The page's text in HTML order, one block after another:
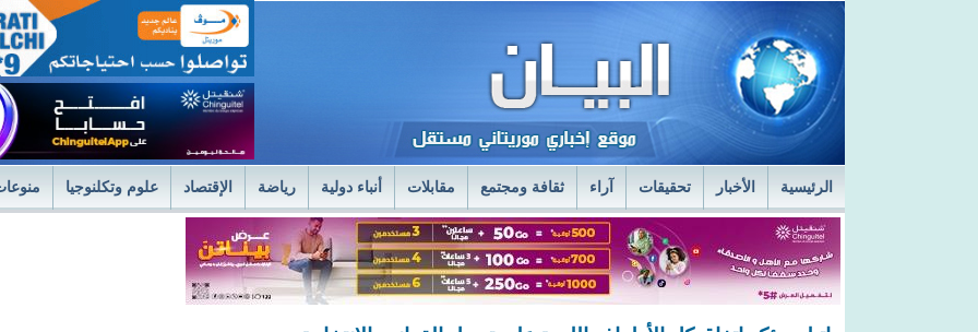
الرئيسية الأخبار تحقيقات آراء ثقافة ومجتمع مقابلات أنباء دولية رياضة الإقتصاد علوم وتكلنوجيا
السفير الروسي في نواكشوط يزور مركز الصحراء المستشفى العسكري بنواكشوط يعلن استئناف علاج حصى الكلى بتقنية الليزر
قائد أركان الجيوش يعاين الخدمات الطبية في المستشفى العسكري وزير الصحةً يترأس اجتماعا استثنائيا للديوان الموسع لتسليم